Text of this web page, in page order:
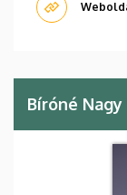
Bíróné